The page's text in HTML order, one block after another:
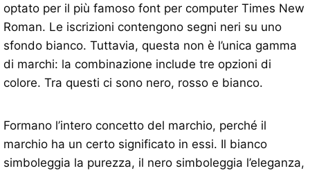
optato per il più famoso font per computer Times New
Roman. Le iscrizioni contengono segni neri su uno
sfondo bianco. Tuttavia, questa non è l’unica gamma
di marchi: la combinazione include tre opzioni di
colore. Tra questi ci sono nero, rosso e bianco.
Formano l’intero concetto del marchio, perché il
marchio ha un certo significato in essi. Il bianco
simboleggia la purezza, il nero simboleggia l’eleganza,